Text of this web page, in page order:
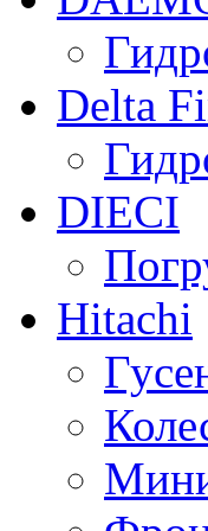
Delta
DIECI
Hitachi